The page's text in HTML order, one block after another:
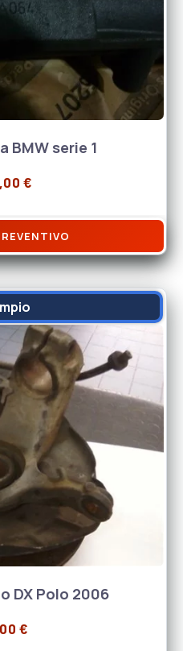
BMW serie 1
€
DX Polo 2006
€